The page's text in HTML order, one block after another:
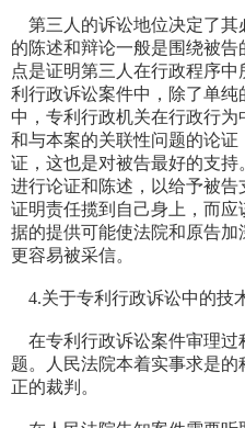
第三人的诉讼地位决定了
的陈述和辩论一般是围绕被
点是证明第三人在行政程序
利行政诉讼案件中，除了单
中，专利行政机关在行政行
和与本案的关联性问题的论
证，这也是对被告最好的支
进行论证和陈述，以给予被
证明责任揽到自己身上，而
据的提供可能使法院和原告
更容易被采信。
4.关于专利行政诉讼中的技
在专利行政诉讼案件审理
题。人民法院本着实事求是
正的裁判。